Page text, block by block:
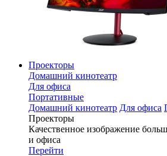
Проекторы
Домашний кинотеатр
Для офиса
Портативные
Домашний кинотеатр Для офиса
Проекторы
Качественное изображение
и офиса
Перейти